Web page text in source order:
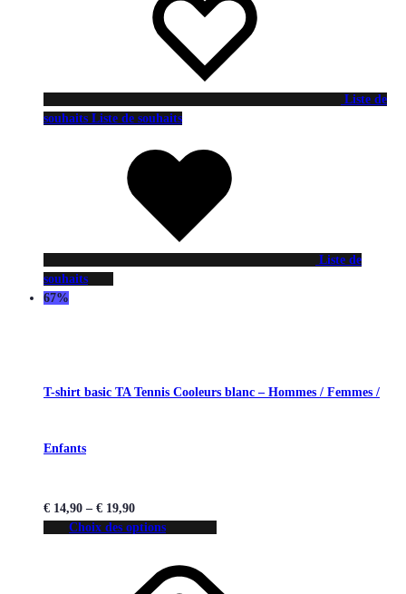
Liste de
souhaits Liste de souhaits
Liste de
souhaits
67%
T-shirt basic TA Tennis Cooleurs blanc – Hommes / Femmes /
Enfants
€ 14,90 – € 19,90
Choix des options